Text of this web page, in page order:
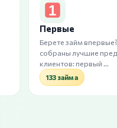
Первые
Берете займ
собраны лучшие
клиентов: первый …
133 займа